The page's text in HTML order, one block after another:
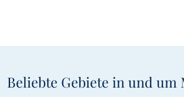
Beliebte Gebiete in und um